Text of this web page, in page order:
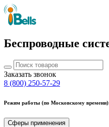
Беспроводные
Заказать звонок
8 (800) 250-57-29
Режим работы (по Московскому
Сферы применения